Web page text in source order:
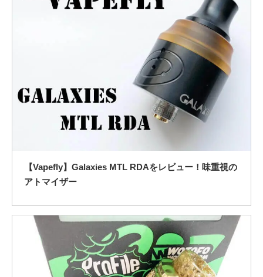
【Vapefly】Galaxies MTL RDAをレビュー！味重視の
アトマイザー